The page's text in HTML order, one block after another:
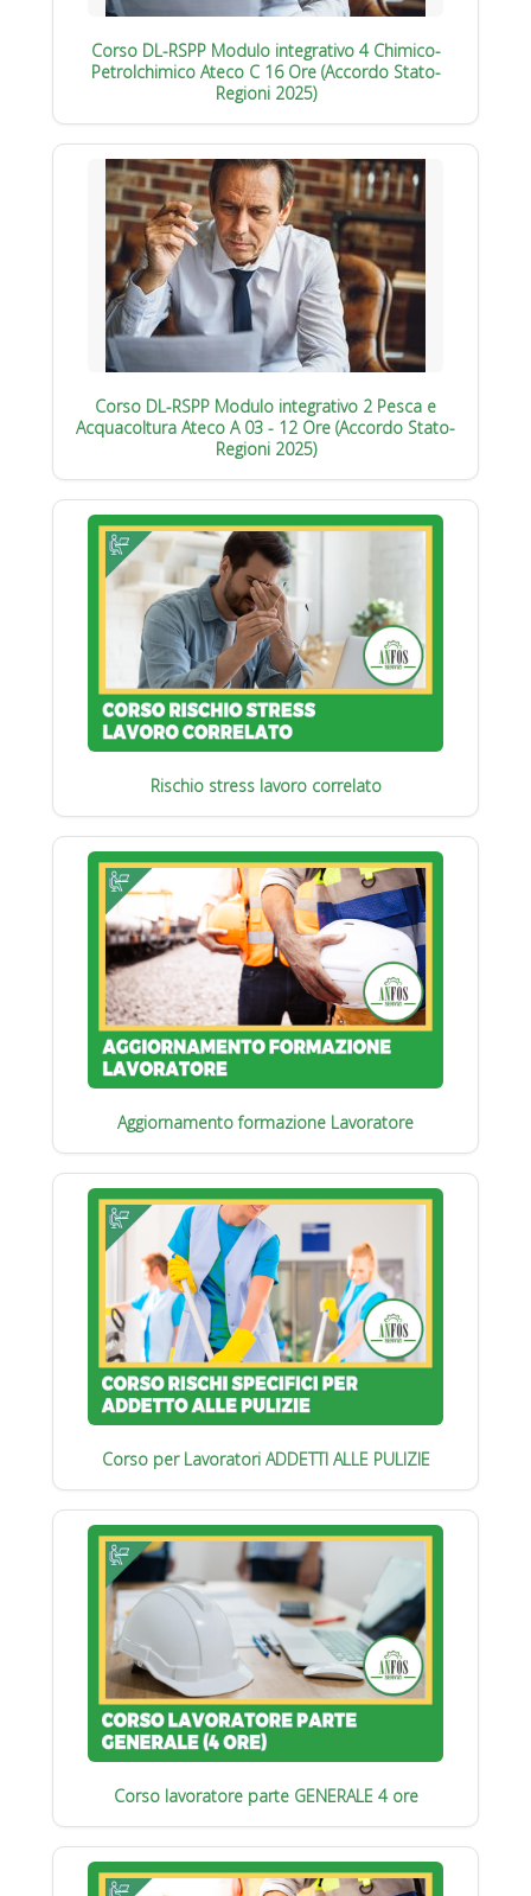
Corso DL-RSPP Modulo integrativo 4 Chimico-
Petrolchimico Ateco C 16 Ore (Accordo Stato-
Regioni 2025)
Corso DL-RSPP Modulo integrativo 2 Pesca e
Acquacoltura Ateco A 03 - 12 Ore (Accordo Stato-
Regioni 2025)
Rischio stress lavoro correlato
Aggiornamento formazione Lavoratore
Corso per Lavoratori ADDETTI ALLE PULIZIE
Corso lavoratore parte GENERALE 4 ore